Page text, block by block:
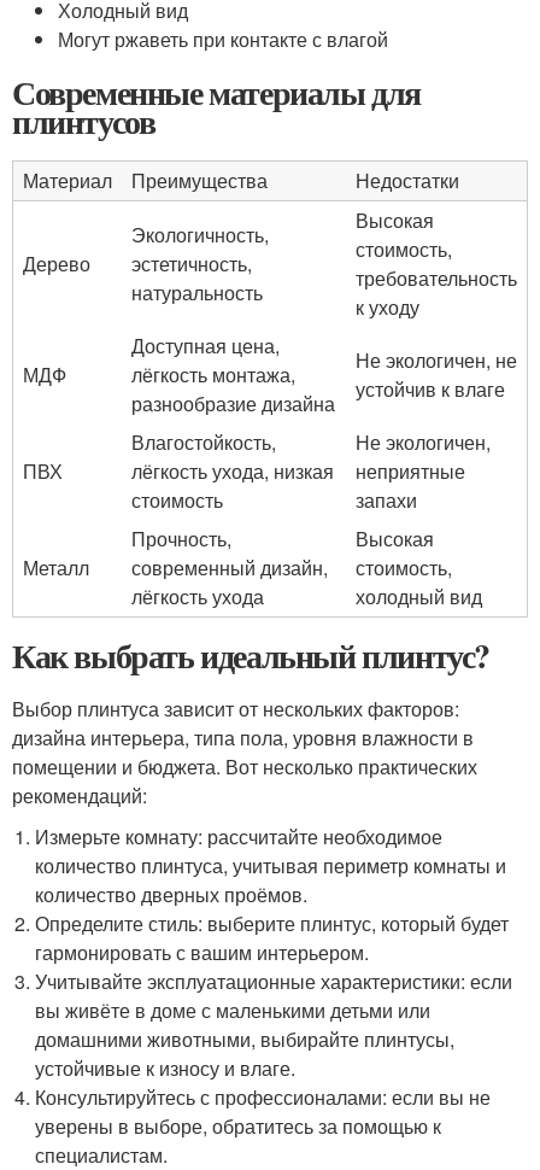
Холодный вид
Могут ржаветь при контакте с влагой
Современные материалы для
плинтусов
Материал Преимущества Недостатки
Дерево
Экологичность,
эстетичность,
натуральность
Высокая
стоимость,
требовательность
к уходу
МДФ
Доступная цена,
лёгкость монтажа,
разнообразие дизайна
Не экологичен, не
устойчив к влаге
ПВХ
Влагостойкость,
лёгкость ухода, низкая
стоимость
Не экологичен,
неприятные
запахи
Металл
Прочность,
современный дизайн,
лёгкость ухода
Высокая
стоимость,
холодный вид
Как выбрать идеальный плинтус?
Выбор плинтуса зависит от нескольких факторов:
дизайна интерьера, типа пола, уровня влажности в
помещении и бюджета. Вот несколько практических
рекомендаций:
Измерьте комнату: рассчитайте необходимое
количество плинтуса, учитывая периметр комнаты и
количество дверных проёмов.
Определите стиль: выберите плинтус, который будет
гармонировать с вашим интерьером.
Учитывайте эксплуатационные характеристики: если
вы живёте в доме с маленькими детьми или
домашними животными, выбирайте плинтусы,
устойчивые к износу и влаге.
Консультируйтесь с профессионалами: если вы не
уверены в выборе, обратитесь за помощью к
специалистам.